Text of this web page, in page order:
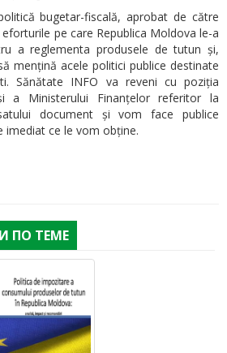
bugetar-fiscală, aprobat de către
pe care Republica Moldova le-a
a reglementa produsele de tutun și,
mențină acele politici publice destinate
Sănătate INFO va reveni cu poziția
a Ministerului Finanțelor referitor la
document și vom face publice
imediat ce le vom obține.
ПО ТЕМЕ